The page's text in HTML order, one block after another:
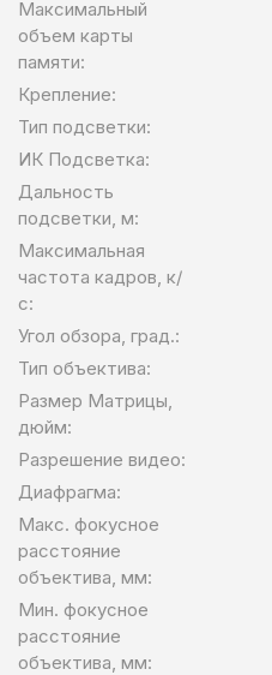
Максимальный
объем карты
памяти:
Крепление:
Тип подсветки:
ИК Подсветка:
Дальность
подсветки, м:
Максимальная
частота кадров, к/
с:
Угол обзора, град.:
Тип объектива:
Размер Матрицы,
дюйм:
Разрешение видео:
Диафрагма:
Макс. фокусное
расстояние
объектива, мм:
Мин. фокусное
расстояние
объектива, мм: